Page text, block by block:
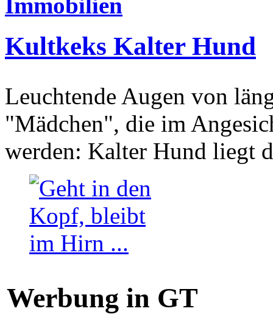
Kultkeks Kalter Hund
Leuchtende Augen von
"Mädchen", die im
werden: Kalter Hund liegt
Werbung in GT